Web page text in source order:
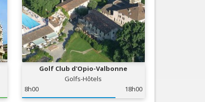
Golf Club d'Opio-Valbonne
Golfs-Hôtels
8h00
18h00